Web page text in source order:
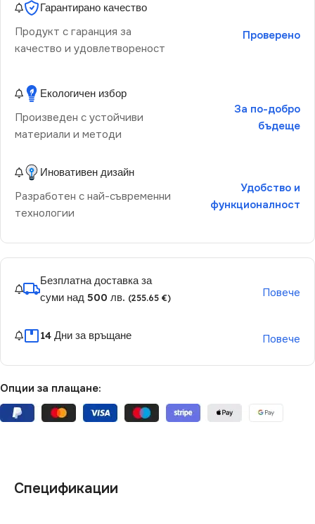
Гарантирано качество
Продукт с гаранция за
качество и удовлетвореност
Проверено
Екологичен избор
Произведен с устойчиви
материали и методи
За по-добро
бъдеще
Иновативен дизайн
Разработен с най-съвременни
технологии
Удобство и
функционалност
Безплатна доставка за
суми над 500 лв. (255.65 €) Повече
14 Дни за връщане Повече
Опции за плащане:
Спецификации